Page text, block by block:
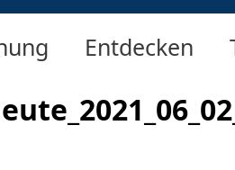
Entdecken